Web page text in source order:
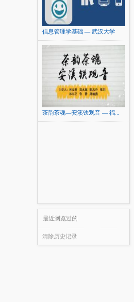
信息管理学基础 — 武汉大学
茶韵茶魂—安溪铁观音 — 福...
最近浏览过的
清除历史记录